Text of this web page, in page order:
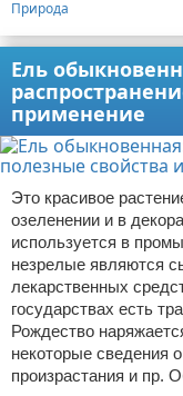
Природа
Ель
применение
Это красивое
озеленении и в
используется в
незрелые являются
лекарственных
государствах есть
Рождество
некоторые сведения
произрастания и пр.